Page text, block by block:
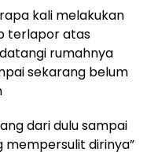
kali melakukan
terlapor atas
rumahnya
sekarang belum
dari dulu sampai
mempersulit dirinya”